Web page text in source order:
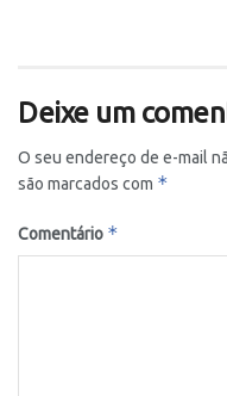
Deixe um
O seu endereço de e-mail
são marcados com *
Comentário *